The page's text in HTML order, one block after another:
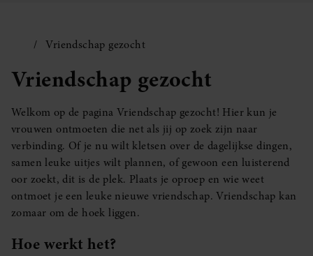
Vriendschap gezocht
Vriendschap gezocht
Welkom op de pagina Vriendschap gezocht! Hier kun je
vrouwen ontmoeten die net als jij op zoek zijn naar
verbinding. Of je nu wilt kletsen over de dagelijkse dingen,
samen leuke uitjes wilt plannen, of gewoon een luisterend
oor zoekt, dit is de plek. Plaats je oproep en wie weet
ontmoet je een leuke nieuwe vriendschap. Vriendschap kan
zomaar om de hoek liggen.
Hoe werkt het?